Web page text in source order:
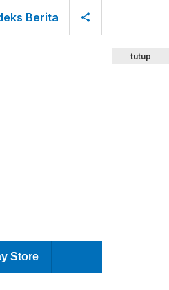
Berita
Store
tutup